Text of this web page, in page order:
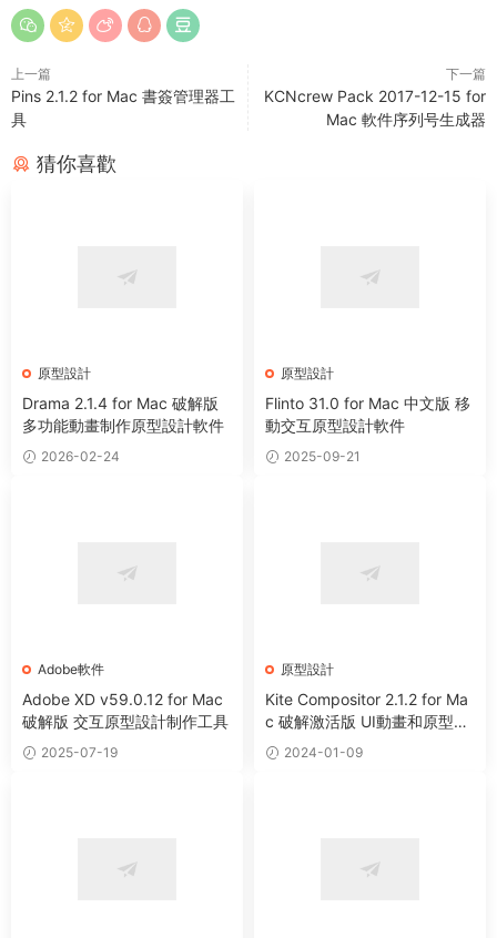
上一篇
Pins 2.1.2 for Mac 書簽管理器工
具
下一篇
KCNcrew Pack 2017-12-15 for
Mac 軟件序列号生成器
猜你喜歡
原型設計
Drama 2.1.4 for Mac 破解版
多功能動畫制作原型設計軟件
2026-02-24
原型設計
Flinto 31.0 for Mac 中文版 移
動交互原型設計軟件
2025-09-21
Adobe軟件
Adobe XD v59.0.12 for Mac
破解版 交互原型設計制作工具
2025-07-19
原型設計
Kite Compositor 2.1.2 for Ma
c 破解激活版 UI動畫和原型設
計工具2024-01-09